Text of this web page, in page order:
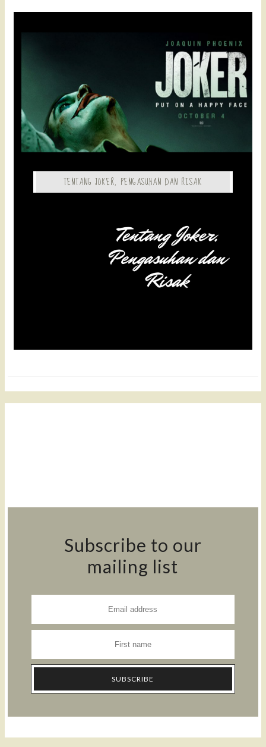
TENTANG JOKER, PENGASUHAN DAN RISAK
Subscribe to our
mailing list